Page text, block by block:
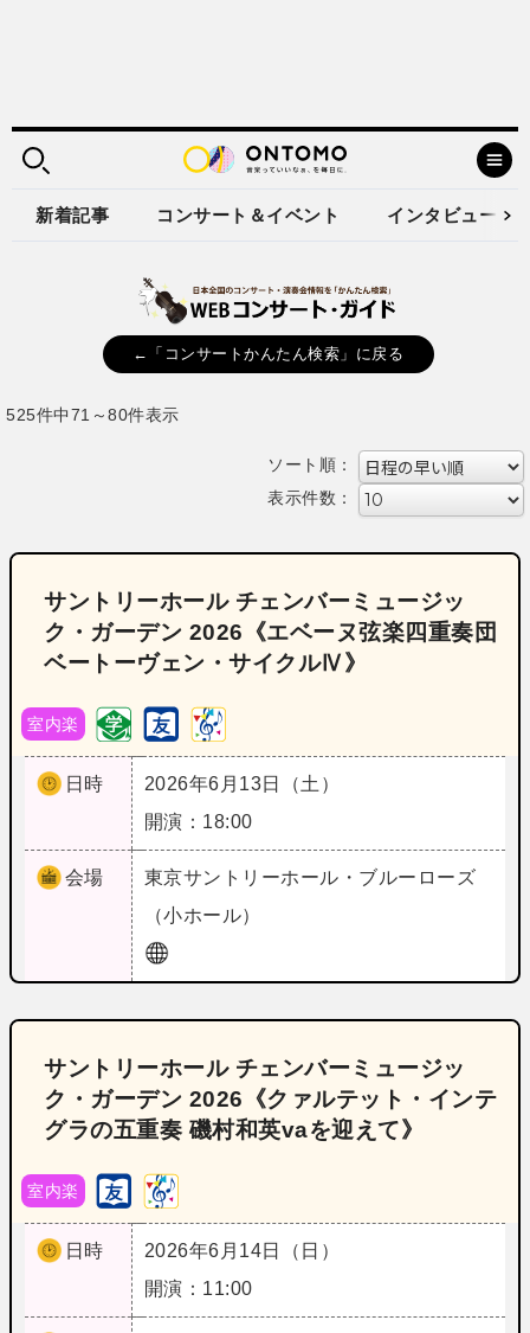
新着記事 コンサート＆イベント インタビュー
←「コンサートかんたん検索」に戻る
525件中71～80件表示
ソート順：
表示件数：
サントリーホール チェンバーミュージッ
ク・ガーデン 2026《エベーヌ弦楽四重奏団
ベートーヴェン・サイクルⅣ》
室内楽
日時
2026年6月13日（土）
開演：18:00
会場 東京サントリーホール・ブルーローズ
（小ホール）
サントリーホール チェンバーミュージッ
ク・ガーデン 2026《クァルテット・インテ
グラの五重奏 磯村和英vaを迎えて》
室内楽
日時
2026年6月14日（日）
開演：11:00